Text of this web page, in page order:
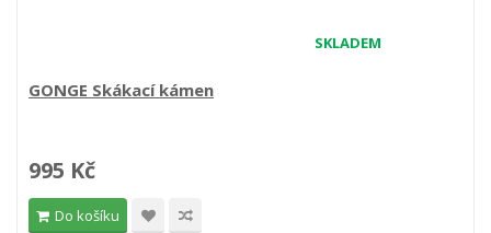
SKLADEM
GONGE Skákací kámen
995 Kč
Do košíku